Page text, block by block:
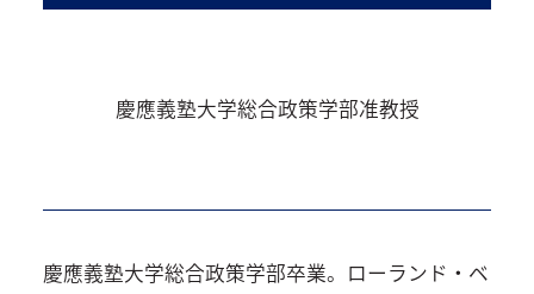
慶應義塾大学総合政策学部准教授
慶應義塾大学総合政策学部卒業。ローランド・ベ